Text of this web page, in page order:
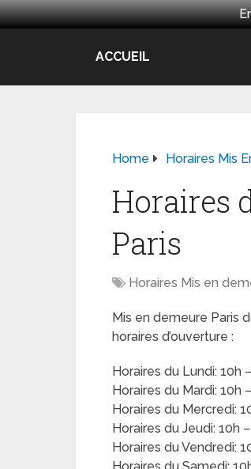
ACCUEIL
Home Horaires Mis
Horaires
Paris
Horaires Mis en
Mis en demeure Paris
horaires d’ouverture :
Horaires du Lundi: 10h
Horaires du Mardi: 10h
Horaires du Mercredi:
Horaires du Jeudi: 10h
Horaires du Vendredi: